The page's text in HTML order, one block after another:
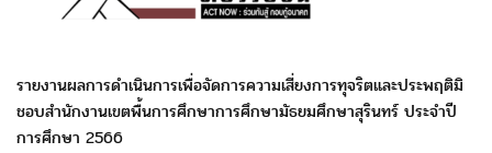
รายงานผลการดำเนินการเพื่อจัดการความเสี่ยงการทุจริตและประพฤติมิ
ชอบสำนักงานเขตพื้นการศึกษาการศึกษามัธยมศึกษาสุรินทร์ ประจำปี
การศึกษา 2566